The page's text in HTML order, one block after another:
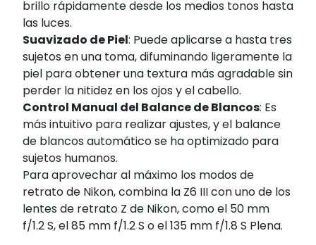
brillo rápidamente desde los medios tonos hasta
las luces.
Suavizado de Piel: Puede aplicarse a hasta tres
sujetos en una toma, difuminando ligeramente la
piel para obtener una textura más agradable sin
perder la nitidez en los ojos y el cabello.
Control Manual del Balance de Blancos: Es
más intuitivo para realizar ajustes, y el balance
de blancos automático se ha optimizado para
sujetos humanos.
Para aprovechar al máximo los modos de
retrato de Nikon, combina la Z6 III con uno de los
lentes de retrato Z de Nikon, como el 50 mm
f/1.2 S, el 85 mm f/1.2 S o el 135 mm f/1.8 S Plena.